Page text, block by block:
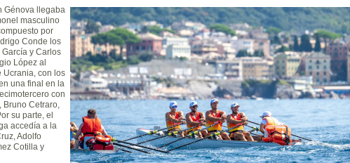
Génova llegaba
masculino
por
Conde los
y Carlos
López al
Ucrania, con los
una final en la
con
Bruno Cetraro,
su parte, el
accedía a la
Adolfo
Cotilla y